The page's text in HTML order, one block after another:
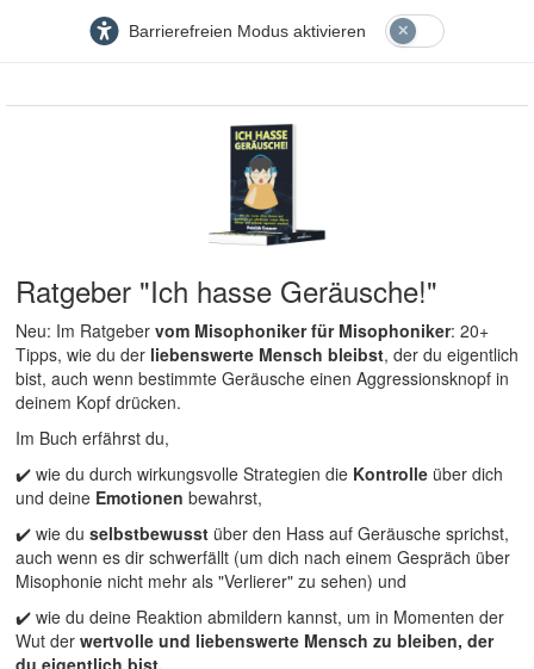
Barrierefreien Modus aktivieren
Ratgeber "Ich hasse Geräusche!"
Neu: Im Ratgeber vom Misophoniker für Misophoniker: 20+
Tipps, wie du der liebenswerte Mensch bleibst, der du eigentlich
bist, auch wenn bestimmte Geräusche einen Aggressionsknopf in
deinem Kopf drücken.
Im Buch erfährst du,
✔️ wie du durch wirkungsvolle Strategien die Kontrolle über dich
und deine Emotionen bewahrst,
✔️ wie du selbstbewusst über den Hass auf Geräusche sprichst,
auch wenn es dir schwerfällt (um dich nach einem Gespräch über
Misophonie nicht mehr als "Verlierer" zu sehen) und​​
✔️ wie du deine Reaktion abmildern kannst, um in Momenten der
Wut der wertvolle und liebenswerte Mensch zu bleiben, der
du eigentlich bist.